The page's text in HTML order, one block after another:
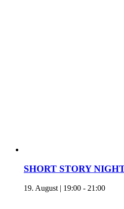
SHORT STORY
19. August | 19:00 - 21:00